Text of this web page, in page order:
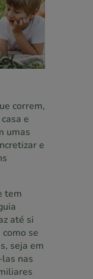
correm,
e
umas
e
tem
até si
se
seja em
nas